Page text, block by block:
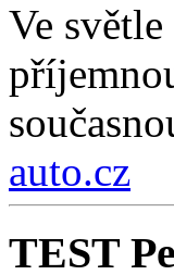
Ve
auto.cz
TEST